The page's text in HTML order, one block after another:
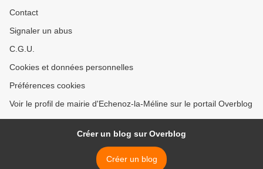
Contact
Signaler un abus
C.G.U.
Cookies et données personnelles
Préférences cookies
Voir le profil de mairie d'Echenoz-la-Méline sur le portail Overblog
Créer un blog sur Overblog
Créer un blog